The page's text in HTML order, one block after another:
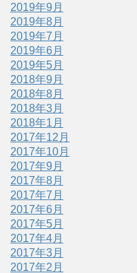
2019年9月
2019年8月
2019年7月
2019年6月
2019年5月
2018年9月
2018年8月
2018年3月
2018年1月
2017年12月
2017年10月
2017年9月
2017年8月
2017年7月
2017年6月
2017年5月
2017年4月
2017年3月
2017年2月